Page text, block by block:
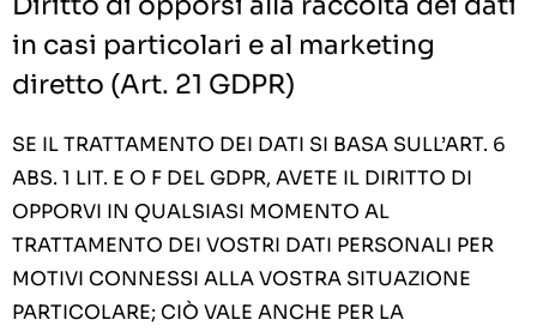
in casi particolari e al marketing
diretto (Art. 21 GDPR)
SE IL TRATTAMENTO DEI DATI SI BASA SULL’ART. 6
ABS. 1 LIT. E O F DEL GDPR, AVETE IL DIRITTO DI
OPPORVI IN QUALSIASI MOMENTO AL
TRATTAMENTO DEI VOSTRI DATI PERSONALI PER
MOTIVI CONNESSI ALLA VOSTRA SITUAZIONE
PARTICOLARE; CIÒ VALE ANCHE PER LA